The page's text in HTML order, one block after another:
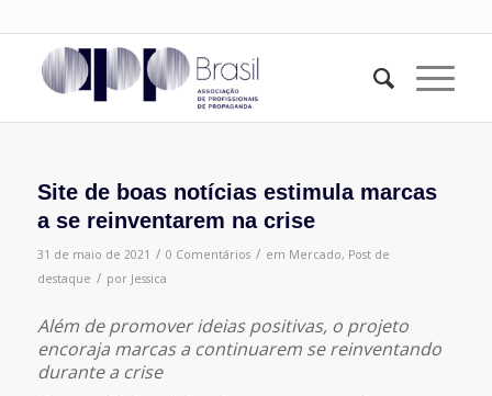
Site de boas notícias estimula marcas
a se reinventarem na crise
31 de maio de 2021 / 0 Comentários / em Mercado, Post de
destaque / por Jessica
Além de promover ideias positivas, o projeto
encoraja marcas a continuarem se reinventando
durante a crise